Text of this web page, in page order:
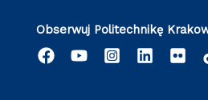
Obserwuj Politechnikę